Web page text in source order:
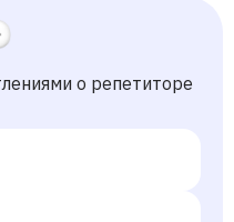
о репетиторе